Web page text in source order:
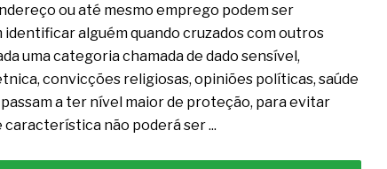
ou até mesmo emprego podem ser
alguém quando cruzados com outros
uma categoria chamada de dado sensível,
convicções religiosas, opiniões políticas, saúde
a ter nível maior de proteção, para evitar
não poderá ser ...